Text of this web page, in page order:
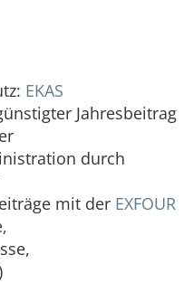
EKAS
Jahresbeitrag
durch
mit der EXFOUR